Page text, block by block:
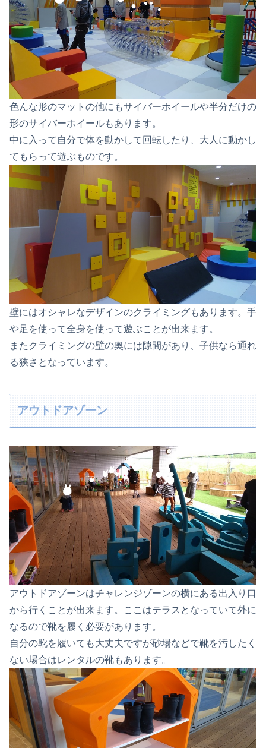
色んな形のマットの他にもサイバーホイールや半分だけの
形のサイバーホイールもあります。
中に入って自分で体を動かして回転したり、大人に動かし
てもらって遊ぶものです。
壁にはオシャレなデザインのクライミングもあります。手
や足を使って全身を使って遊ぶことが出来ます。
またクライミングの壁の奥には隙間があり、子供なら通れ
る狭さとなっています。
アウトドアゾーン
アウトドアゾーンはチャレンジゾーンの横にある出入り口
から行くことが出来ます。ここはテラスとなっていて外に
なるので靴を履く必要があります。
自分の靴を履いても大丈夫ですが砂場などで靴を汚したく
ない場合はレンタルの靴もあります。